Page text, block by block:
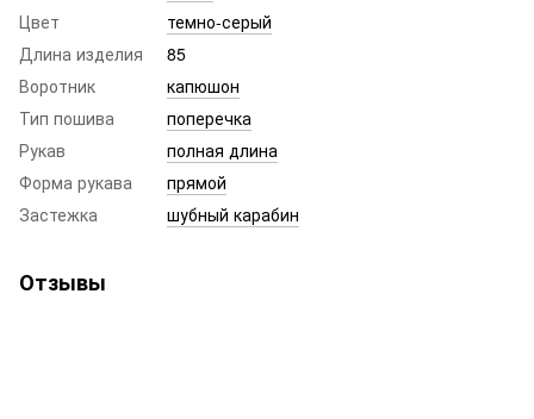
Цвет
темно-серый
Длина изделия
85
Воротник
капюшон
Тип пошива
поперечка
Рукав
полная длина
Форма рукава
прямой
Застежка
шубный карабин
Отзывы